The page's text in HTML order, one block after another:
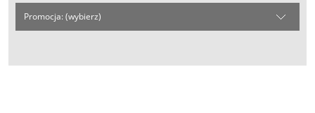
Promocja: (wybierz)